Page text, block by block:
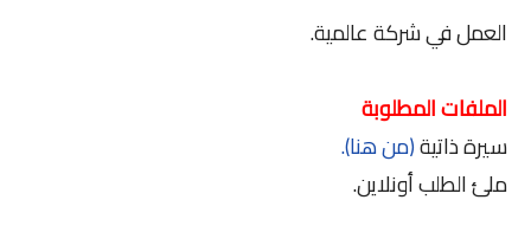
العمل في شركة عالمية.
الملفات المطلوبة
سيرة ذاتية(من هنا).
ملئ الطلب أونلاين.